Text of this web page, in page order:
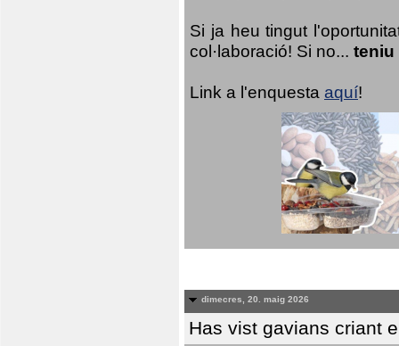
Si ja heu tingut
col·laboració! Si no... teniu
Link a l'enquesta aquí!
dimecres, 20. maig 2026
Has vist gavians criant